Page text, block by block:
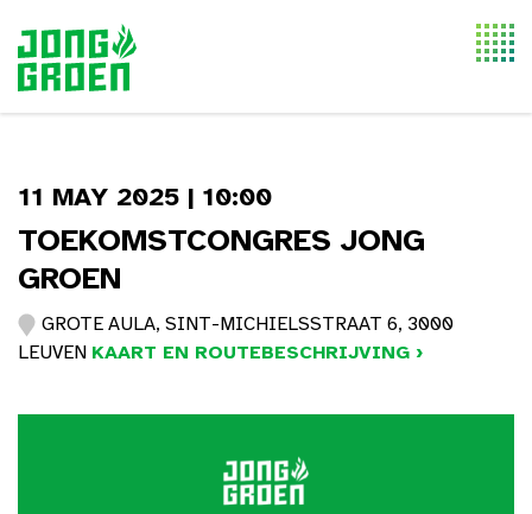
11 MAY 2025 | 10:00
TOEKOMSTCONGRES JONG
GROEN
GROTE AULA, SINT-MICHIELSSTRAAT 6, 3000
LEUVEN KAART EN ROUTEBESCHRIJVING ›